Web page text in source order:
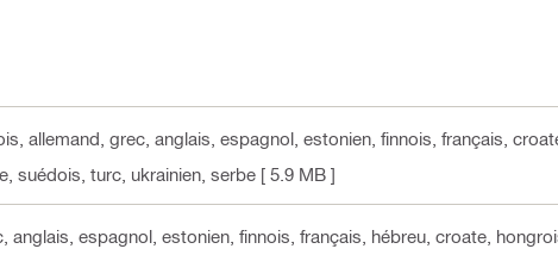
allemand, grec, anglais, espagnol, estonien, finnois, français,
suédois, turc, ukrainien, serbe [ 5.9 MB ]
anglais, espagnol, estonien, finnois, français, hébreu, croate,